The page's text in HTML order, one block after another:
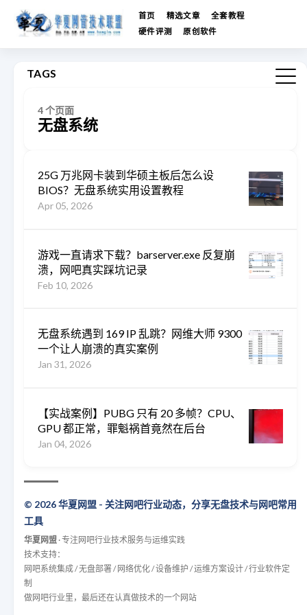
首页 精选文章
全套教程
硬件评测
原创软件
TAGS
4 个页面
无盘系统
25G 万兆网卡装到华硕主板后怎么设
BIOS？无盘系统实用设置教程
Apr 05, 2026
游戏一直请求下载？barserver.exe 反复崩
溃，网吧真实踩坑记录
Feb 10, 2026
无盘系统遇到 169 IP 乱跳？网维大师 9300
一个让人崩溃的真实案例
Jan 31, 2026
【实战案例】PUBG 只有 20 多帧？CPU、
GPU 都正常，罪魁祸首竟然在后台
Jan 04, 2026
© 2026 华夏网盟 - 关注网吧行业动态，分享无盘技术与网吧常用
工具
华夏网盟 · 专注网吧行业技术服务与运维实践
技术支持：
网吧系统集成 / 无盘部署 / 网络优化 / 设备维护 / 运维方案设计 / 行业软件定
制
做网吧行业里，最后还在认真做技术的一个网站